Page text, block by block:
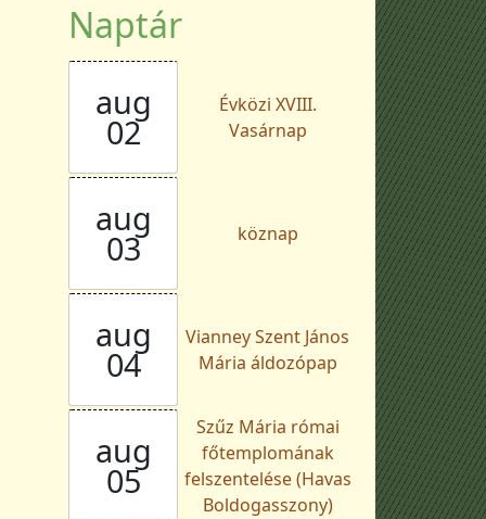
Naptár
aug
02
Évközi XVIII.
Vasárnap
aug
03 köznap
aug
04
Vianney Szent János
Mária áldozópap
aug
05
Szűz Mária római
főtemplomának
felszentelése (Havas
Boldogasszony)